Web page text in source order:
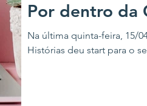
Por dentro da
Na última quinta-feira, 15/
Histórias deu start para o